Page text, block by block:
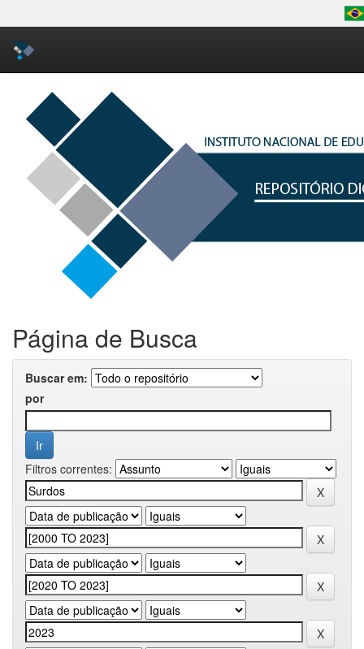
Skip
navigation
Página de Busca
Buscar em:
por
Filtros correntes: